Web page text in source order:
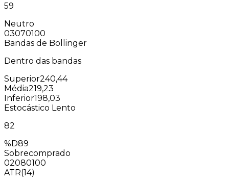
59
Neutro
03070100
Bandas de Bollinger
Dentro das bandas
Superior240,44
Média219,23
Inferior198,03
Estocástico Lento
82
%D89
Sobrecomprado
02080100
ATR(14)